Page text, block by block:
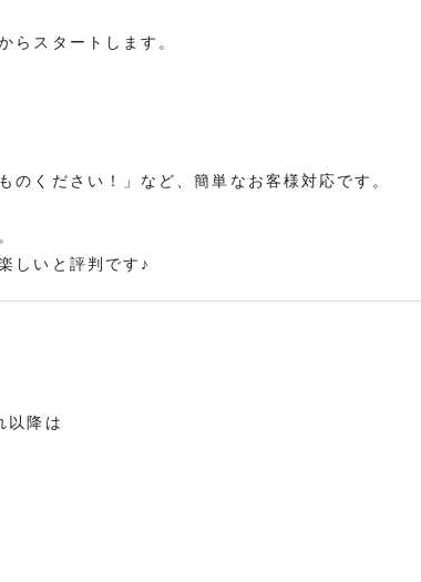
らスタートします。
ください！」など、簡単なお客様対応です。
しいと評判です♪
以降は